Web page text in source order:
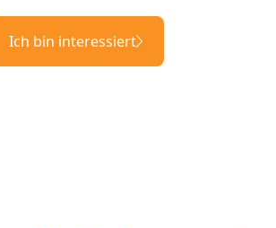
Ich bin interessiert